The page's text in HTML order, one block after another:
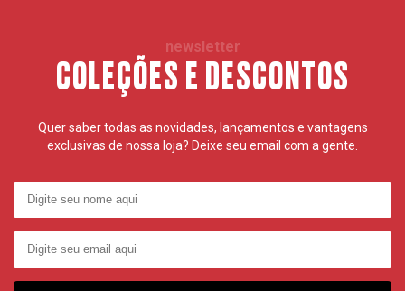
newsletter
COLEÇÕES E DESCONTOS
Quer saber todas as novidades, lançamentos e vantagens
exclusivas de nossa loja? Deixe seu email com a gente.